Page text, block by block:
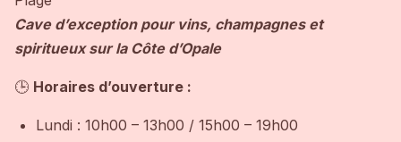
Cave d’exception pour vins, champagnes et
spiritueux sur la Côte d’Opale
🕒 Horaires d’ouverture :
Lundi : 10h00 – 13h00 / 15h00 – 19h00